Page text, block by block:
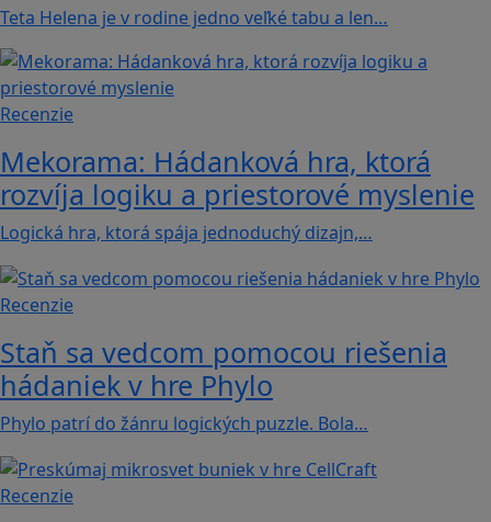
Teta Helena je v rodine jedno veľké tabu a len…
Recenzie
Mekorama: Hádanková hra, ktorá
rozvíja logiku a priestorové myslenie
Logická hra, ktorá spája jednoduchý dizajn,…
Recenzie
Staň sa vedcom pomocou riešenia
hádaniek v hre Phylo
Phylo patrí do žánru logických puzzle. Bola…
Recenzie